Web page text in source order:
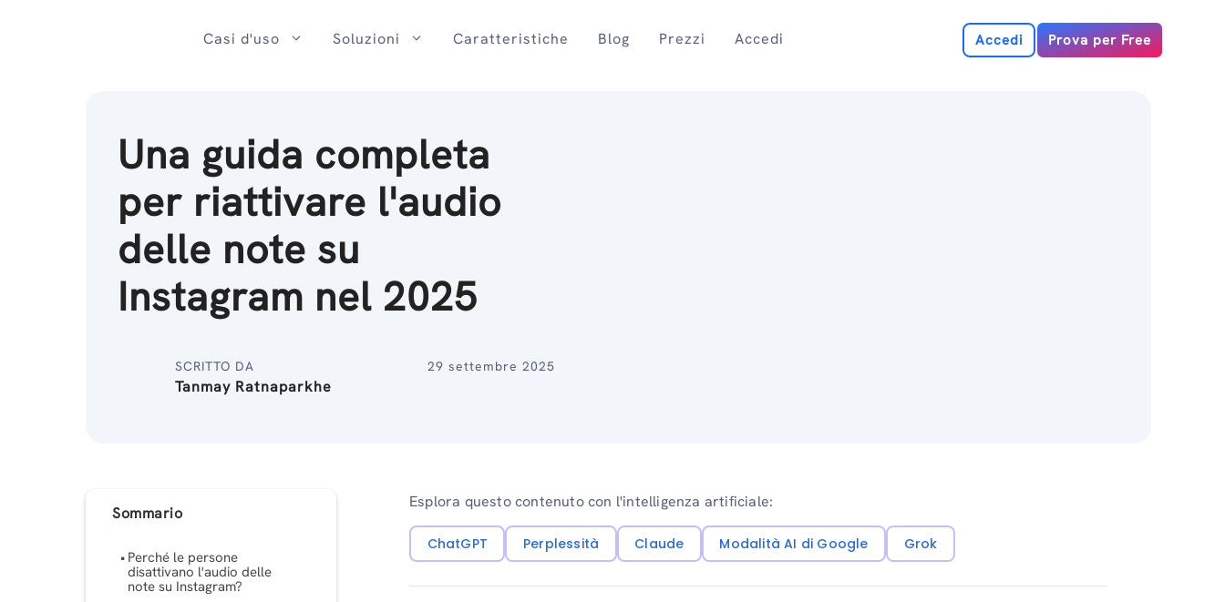
Casi d'uso Soluzioni Caratteristiche Blog Prezzi Accedi Accedi Prova per Free
Una guida completa
per riattivare l'audio
delle note su
Instagram nel 2025
SCRITTO DA
Tanmay Ratnaparkhe
29 settembre 2025
Sommario
Perché le persone
disattivano l'audio delle
note su Instagram?
Esplora questo contenuto con l'intelligenza artificiale:
ChatGPT Perplessità Claude Modalità AI di Google Grok